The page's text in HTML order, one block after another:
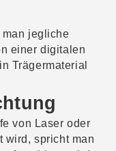
Diarahmen
dem
Regel in einen
kann auch
Größen
Kunstwerks
jegliche
einer digitalen
Trägermaterial
und der
von Laser oder
wird, spricht man